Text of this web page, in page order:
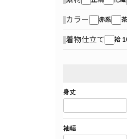
カラー 赤系
着物仕立て 袷
身丈
袖幅